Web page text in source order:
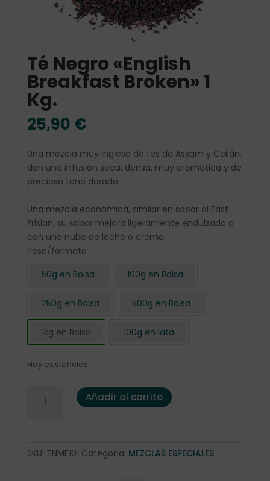
Té Negro «English
Breakfast Broken» 1
Kg.
25,90 €
Una mezcla muy inglesa de tes de Assam y Ceilán,
dan una infusión seca, densa, muy aromática y de
precioso tono dorado.
Una mezcla económica, similar en sabor al East
Frisian, su sabor mejora ligeramente endulzado o
con una nube de leche o crema.
Peso/formato
50g en Bolsa
100g en Bolsa
250g en Bolsa 500g en Bolsa
1kg en Bolsa 100g en lata
Hay existencias
Té Negro "English Breakfast Broken" 1 Kg. cantidad
Añadir al carrito
SKU: TNME101 Categoría: MEZCLAS ESPECIALES